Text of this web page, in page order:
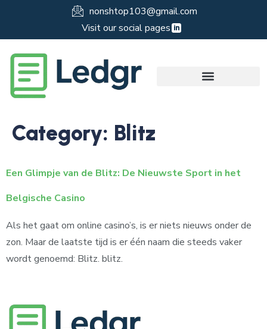
nonshtop103@gmail.com
Visit our social pages
Category: Blitz
Een Glimpje van de Blitz: De Nieuwste Sport in het
Belgische Casino
Als het gaat om online casino’s, is er niets nieuws onder de
zon. Maar de laatste tijd is er één naam die steeds vaker
wordt genoemd: Blitz. blitz.